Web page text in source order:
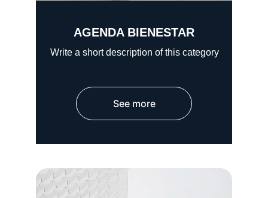
AGENDA BIENESTAR
Write a short description of this category
See more